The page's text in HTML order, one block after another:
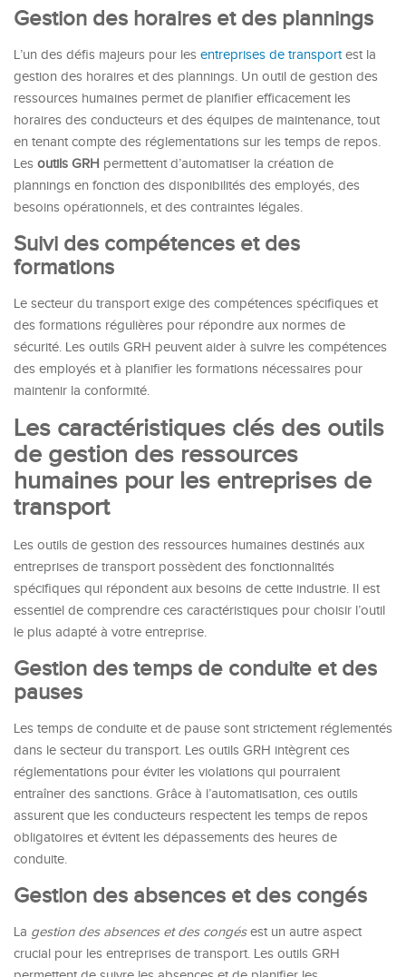
Gestion des horaires et des plannings
L’un des défis majeurs pour les entreprises de transportest la
gestion des horaires et des plannings. Un outil de gestion des
ressources humaines permet de planifier efficacement les
horaires des conducteurs et des équipes de maintenance, tout
en tenant compte des réglementations sur les temps de repos.
Les outils GRH permettent d’automatiser la création de
plannings en fonction des disponibilités des employés, des
besoins opérationnels, et des contraintes légales.
Suivi des compétences et des
formations
Le secteur du transport exige des compétences spécifiques et
des formations régulières pour répondre aux normes de
sécurité. Les outils GRH peuvent aider à suivre les compétences
des employés et à planifier les formations nécessaires pour
maintenir la conformité.
Les caractéristiques clés des outils
de gestion des ressources
humaines pour les entreprises de
transport
Les outils de gestion des ressources humaines destinés aux
entreprises de transport possèdent des fonctionnalités
spécifiques qui répondent aux besoins de cette industrie. Il est
essentiel de comprendre ces caractéristiques pour choisir l’outil
le plus adapté à votre entreprise.
Gestion des temps de conduite et des
pauses
Les temps de conduite et de pause sont strictement réglementés
dans le secteur du transport. Les outils GRH intègrent ces
réglementations pour éviter les violations qui pourraient
entraîner des sanctions. Grâce à l’automatisation, ces outils
assurent que les conducteurs respectent les temps de repos
obligatoires et évitent les dépassements des heures de
conduite.
Gestion des absences et des congés
La gestion des absences et des congésest un autre aspect
crucial pour les entreprises de transport. Les outils GRH